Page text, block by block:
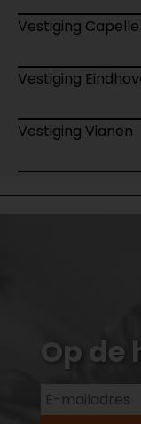
Vestiging
Vestiging
Vestiging Vianen
Op